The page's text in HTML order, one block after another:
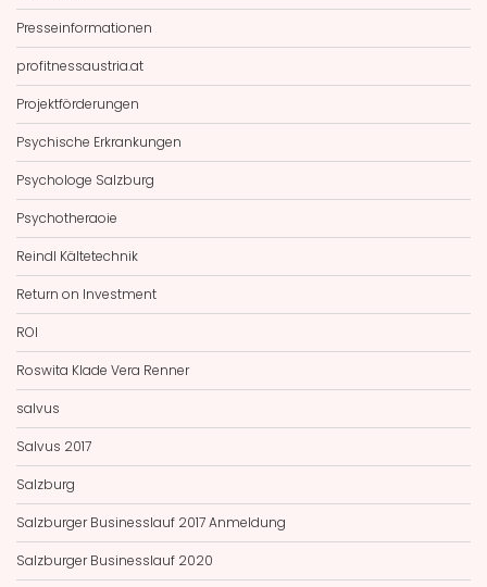
Presseinformationen
profitnessaustria.at
Projektförderungen
Psychische Erkrankungen
Psychologe Salzburg
Psychotheraoie
Reindl Kältetechnik
Return on Investment
ROI
Roswita Klade Vera Renner
salvus
Salvus 2017
Salzburg
Salzburger Businesslauf 2017 Anmeldung
Salzburger Businesslauf 2020